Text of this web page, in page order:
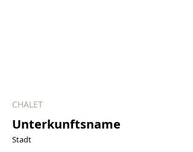
CHALET
Unterkunftsname
Stadt